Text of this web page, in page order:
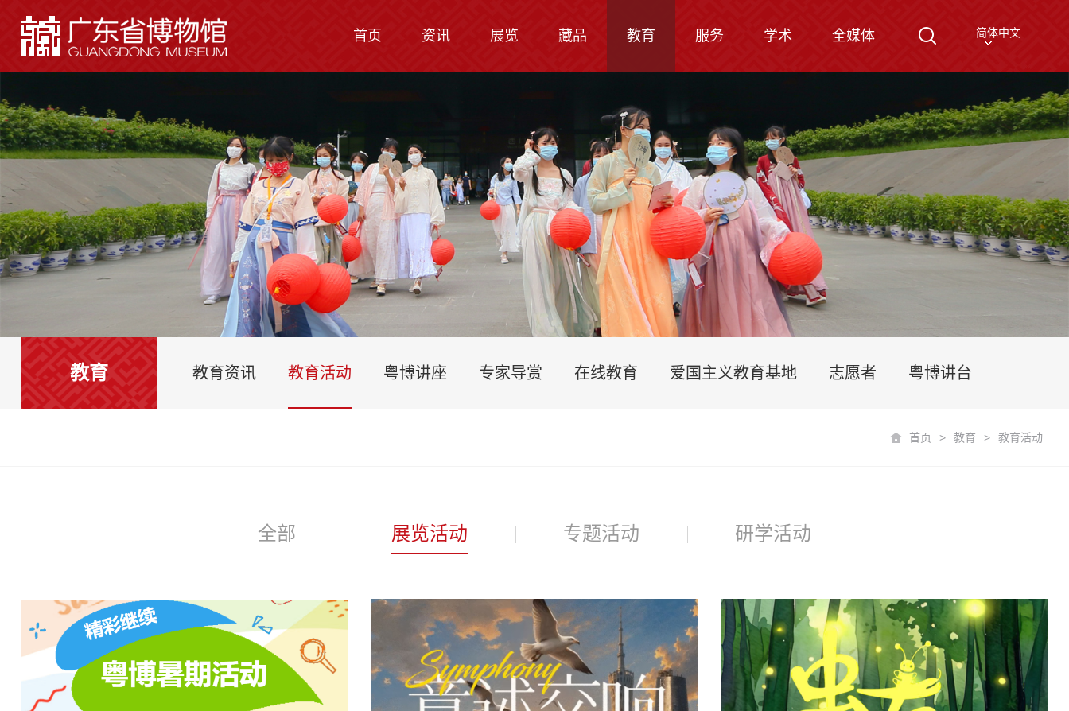
首页 资讯 展览 藏品 教育 服务 学术 全媒体 简体中文
教育 教育资讯 教育活动 粤博讲座 专家导赏 在线教育 爱国主义教育基地 志愿者 粤博讲台
首页 > 教育 > 教育活动
全部 展览活动 专题活动 研学活动